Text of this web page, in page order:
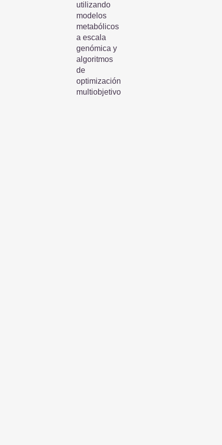
utilizando
modelos
metabólicos
a escala
genómica y
algoritmos
de
optimización
multiobjetivo